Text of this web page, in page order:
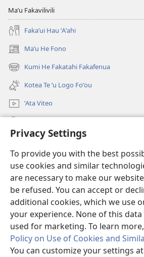
Privacy Settings
To provide you with the best
use cookies and similar
are necessary to make our
be refused. You can accept or
additional cookies, which we use
your experience. None of this
used for marketing. To learn
Policy on Use of Cookies and
You can customize your settings
Maʼu Fakavilivili
Fakaʼui Hau ʼAʼahi
Maʼu He Fono
(opens
new
window)
Kumi He Fakatahi Fakafenua
(opens
new
window)
Kotea Te ʼu Logo Foʼou
ʼAta Viteo
(opens
window)Tanakiʼaga Tohi ʼi Te Neti
(opens
new
window)JW Hub ®
(opens
new
window)
Copyright© 2026 Watch Tower Bible and